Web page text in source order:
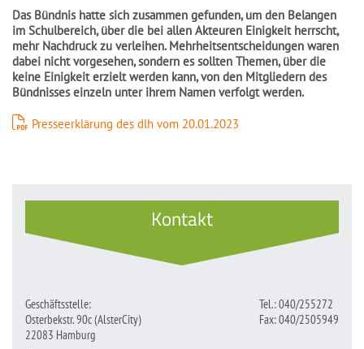
Das Bündnis hatte sich zusammen gefunden, um den Belangen
im Schulbereich, über die bei allen Akteuren Einigkeit herrscht,
mehr Nachdruck zu verleihen. Mehrheitsentscheidungen waren
dabei nicht vorgesehen, sondern es sollten Themen, über die
keine Einigkeit erzielt werden kann, von den Mitgliedern des
Bündnisses einzeln unter ihrem Namen verfolgt werden.
Presseerklärung des dlh vom 20.01.2023
Kontakt
Geschäftsstelle:
Osterbekstr. 90c (AlsterCity)
22083 Hamburg
Tel.: 040/255272
Fax: 040/2505949